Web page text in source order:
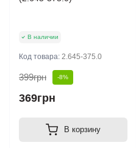
В наличии
Код товара: 2.645-375.0
399грн -8%
369грн
В корзину